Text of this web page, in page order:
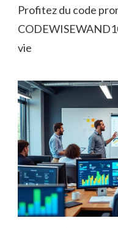
Profitez du code
vie